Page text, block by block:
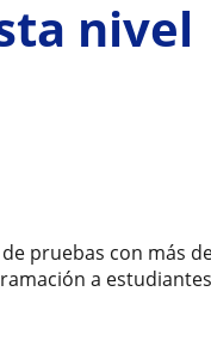
nivel
pruebas con más
a